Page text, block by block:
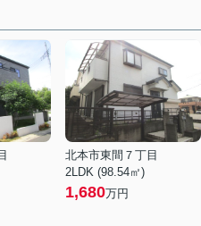
北本市東間７丁目
2LDK (98.54㎡)
1,680万円